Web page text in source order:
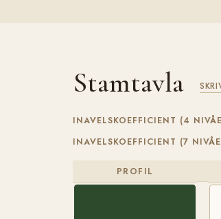
Stamtavla
INAVELSKOEFFICIENT (4
INAVELSKOEFFICIENT (7
PROFIL